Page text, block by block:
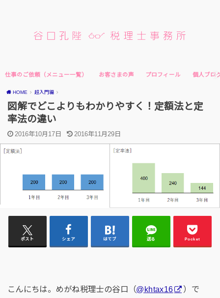
仕事のご依頼（メニュー一覧） お客さまの声 プロフィール 個人ブロ
HOME 超入門編
図解でどこよりもわかりやすく！定額法と定
率法の違い
2016年10月17日 2016年11月29日
ポスト シェア はてブ 送る Pocket
こんにちは。めがね税理士の谷口（@khtax16
）で